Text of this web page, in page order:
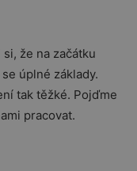
že na začátku
úplné základy.
tak těžké. Pojďme
pracovat.